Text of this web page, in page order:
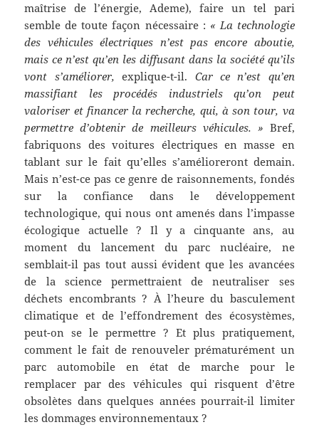
maîtrise de l’énergie, Ademe), faire un tel pari
semble de toute façon nécessaire : « La technologie
des véhicules électriques n’est pas encore aboutie,
mais ce n’est qu’en les diffusant dans la société qu’ils
vont s’améliorer, explique-t-il. Car ce n’est qu’en
massifiant les procédés industriels qu’on peut
valoriser et financer la recherche, qui, à son tour, va
permettre d’obtenir de meilleurs véhicules. » Bref,
fabriquons des voitures électriques en masse en
tablant sur le fait qu’elles s’amélioreront demain.
Mais n’est-ce pas ce genre de raisonnements, fondés
sur la confiance dans le développement
technologique, qui nous ont amenés dans l’impasse
écologique actuelle ? Il y a cinquante ans, au
moment du lancement du parc nucléaire, ne
semblait-il pas tout aussi évident que les avancées
de la science permettraient de neutraliser ses
déchets encombrants ? À l’heure du basculement
climatique et de l’effondrement des écosystèmes,
peut-on se le permettre ? Et plus pratiquement,
comment le fait de renouveler prématurément un
parc automobile en état de marche pour le
remplacer par des véhicules qui risquent d’être
obsolètes dans quelques années pourrait-il limiter
les dommages environnementaux ?